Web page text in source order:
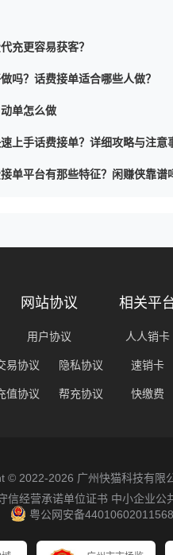
充更容易获客？
吗？话费接单适合哪些人做？
单怎么做
上手话费接单？详细攻略与注意
单平台有那些特征？闲赚侠靠谱
网站协议
用户协议
易协议 隐私协议
值协议 帮充协议
相关平
人人销卡
速销卡
快缴费
© 2022-2026 广州快猫科技有限
信经营承诺单位证书中小企业公
粤公网安备